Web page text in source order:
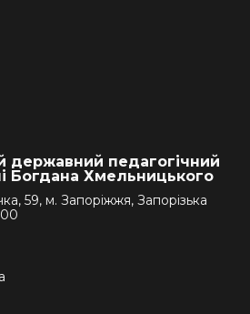
державний педагогічний
Богдана Хмельницького
59, м. Запоріжжя, Запорізька